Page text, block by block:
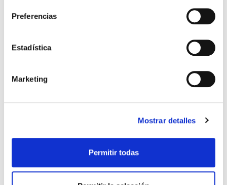
Preferencias
Estadística
Marketing
Mostrar detalles
Permitir todas
View more about TAZA REAL
View more about TAZA REAL